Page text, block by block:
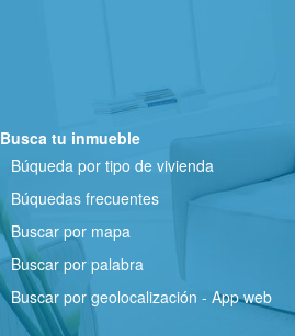
Busca tu inmueble
Búqueda por tipo de vivienda
Búquedas frecuentes
Buscar por mapa
Buscar por palabra
Buscar por geolocalización - App web